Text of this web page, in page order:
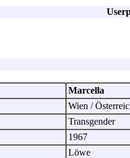
Marcella
Wien /
Transgender
1967
Löwe